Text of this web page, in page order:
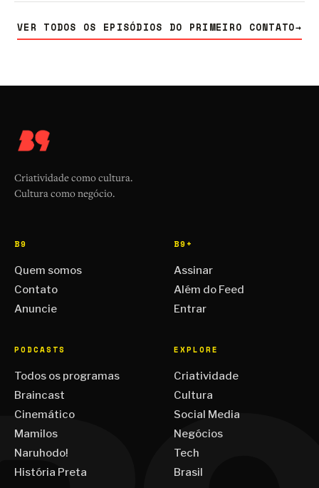
VER TODOS OS EPISÓDIOS DO PRIMEIRO CONTATO→
Criatividade como cultura.
Cultura como negócio.
B9
Quem somos
Contato
Anuncie
B9+
Assinar
Além do Feed
Entrar
PODCASTS
Todos os programas
Braincast
Cinemático
Mamilos
Naruhodo!
História Preta
EXPLORE
Criatividade
Cultura
Social Media
Negócios
Tech
Brasil